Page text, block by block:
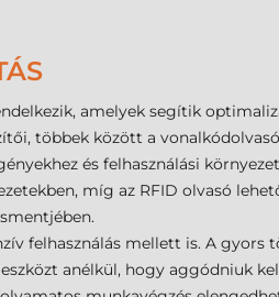
amelyek segítik
többek között a
és felhasználási
míg az RFID olvasó
felhasználás mellett is. A gyors
anélkül, hogy aggódniuk